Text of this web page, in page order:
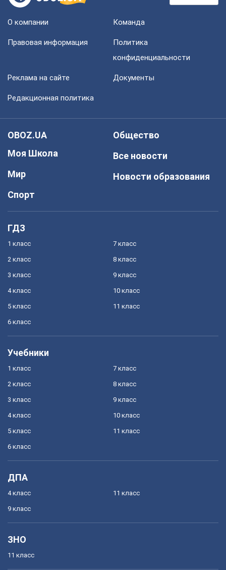
О компании Команда
Правовая информация
Политика
конфиденциальности
Реклама на сайте Документы
Редакционная политика
OBOZ.UA
Моя Школа
Мир
Спорт
Общество
Все новости
Новости образования
ГДЗ
1 класс
2 класс
3 класс
4 класс
5 класс
6 класс
7 класс
8 класс
9 класс
10 класс
11 класс
Учебники
1 класс
2 класс
3 класс
4 класс
5 класс
6 класс
7 класс
8 класс
9 класс
10 класс
11 класс
ДПА
4 класс
9 класс
11 класс
ЗНО
11 класс